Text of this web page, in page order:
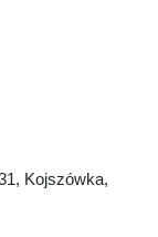
Kojszówka,